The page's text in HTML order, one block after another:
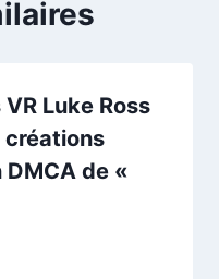
Luke Ross
créations
de «